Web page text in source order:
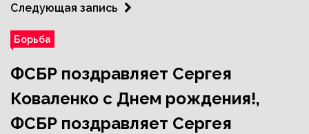
Следующая запись
Борьба
ФСБР поздравляет Сергея
Коваленко с Днем рождения!,
ФСБР поздравляет Сергея